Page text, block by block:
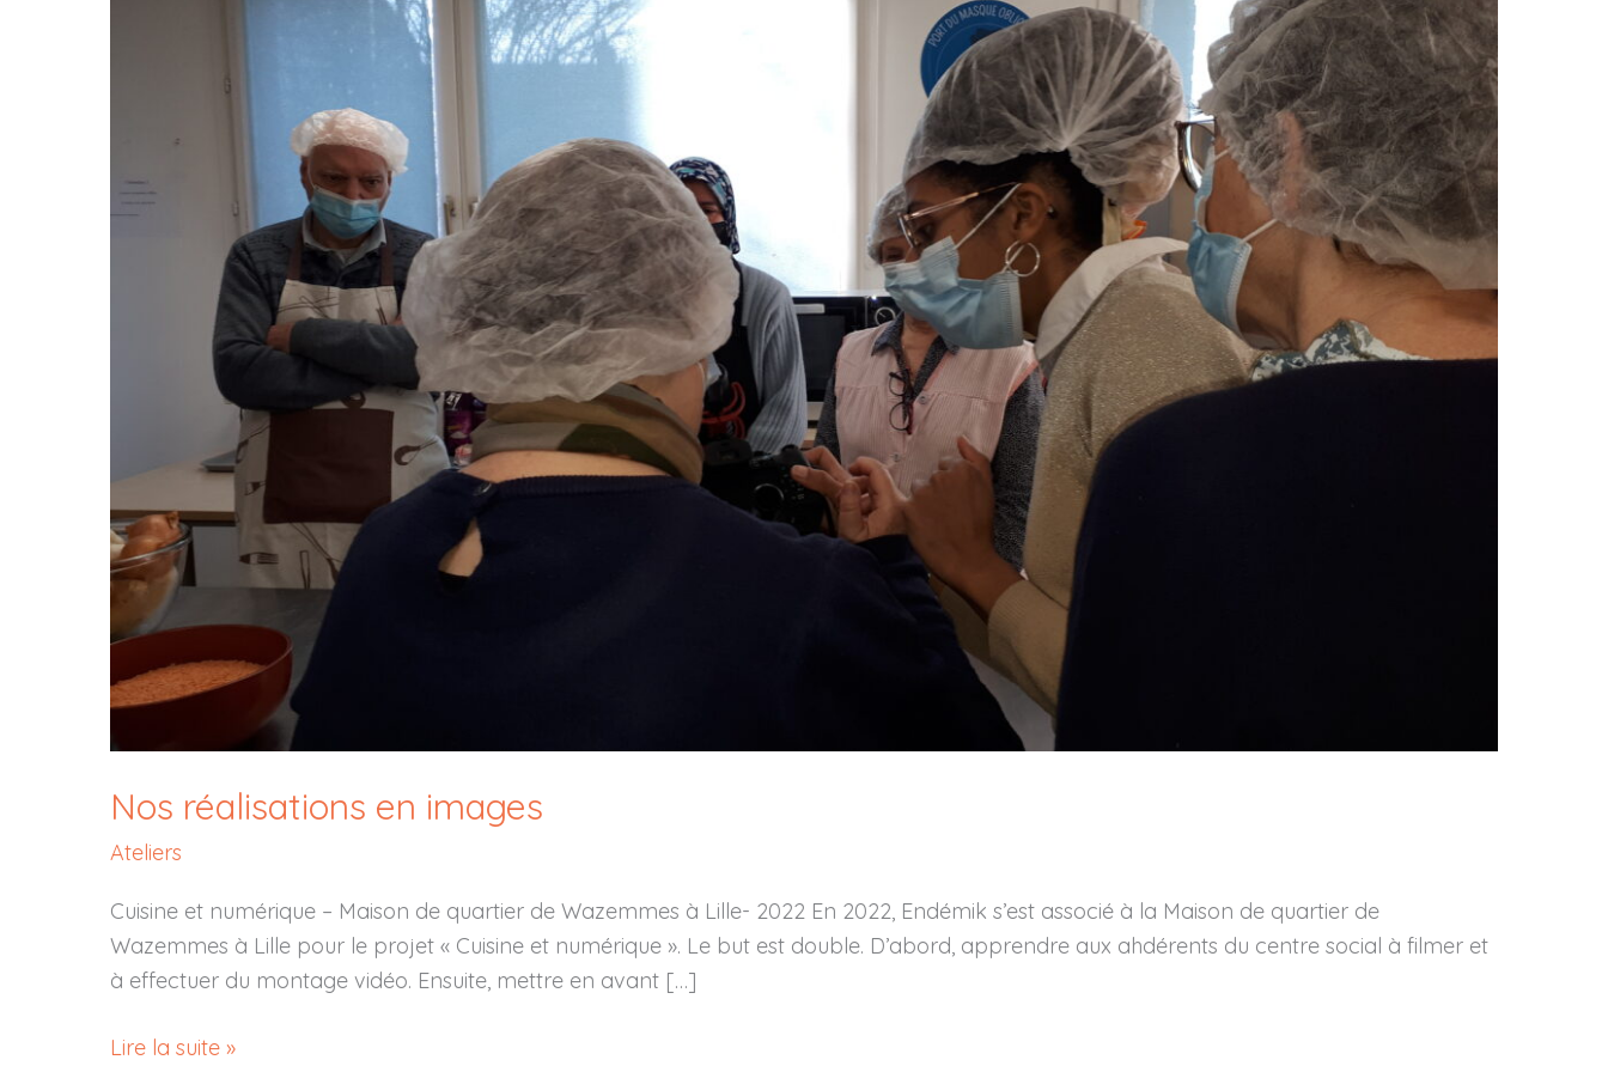
Nos réalisations en images
Ateliers
Cuisine et numérique – Maison de quartier de Wazemmes à Lille- 2022 En 2022, Endémik s’est associé à la Maison de quartier de
Wazemmes à Lille pour le projet « Cuisine et numérique ». Le but est double. D’abord, apprendre aux ahdérents du centre social à filmer et
à effectuer du montage vidéo. Ensuite, mettre en avant […]
Nos
Lire la suite »